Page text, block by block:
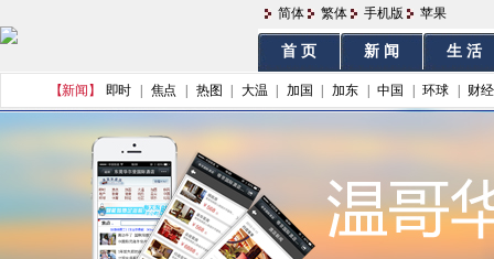
简体 繁体 手机版 苹果
首 页 新 闻 生 活
【新闻】 即时 焦点 热图 大温 加国 加东 中国 环球 财经